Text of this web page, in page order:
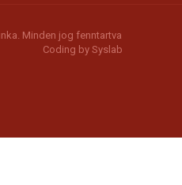
Minden jog fenntartva
Coding by Syslab